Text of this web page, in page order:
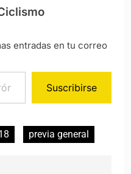
entradas en tu correo
Suscribirse
previa general